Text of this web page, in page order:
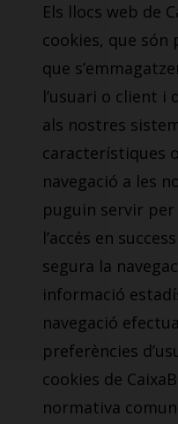
Els llocs web de
cookies, que
que
l’usuari o client i
als nostres
característiques
navegació a les
puguin servir
l’accés en
segura la
informació
navegació
preferències
cookies de
normativa